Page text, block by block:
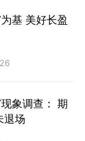
基 美好长盈
象调查： 期
退场